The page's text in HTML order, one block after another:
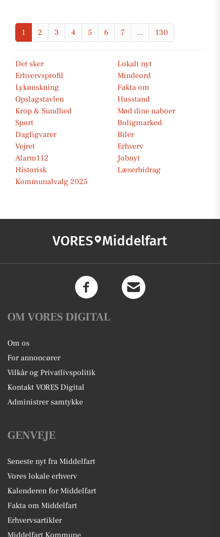
1 2 3 4 5 6 7 ... 130
Det sker
Lokalt nyt
Erhvervsprofil
Mindeord
Lykønskning
Fakta om
Opslagstavlen
Husstand
Krop & Sundhed
Mød dine naboer
Sport
Boligmarked
Dagligvarer
Biler
Vejret
Erhverv
Alarm112
Jobnyt
Historisk
Læserbidrag
Kommunalvalg 2025
VORES Middelfart
OM VORES DIGITAL
Om os
For annoncører
Vilkår og Privatlivspolitik
Kontakt VORES Digital
Administrer samtykke
GENVEJE
Seneste nyt fra Middelfart
Vores lokale erhverv
Kalenderen for Middelfart
Fakta om Middelfart
Erhvervsartikler
Middelfart Kommune